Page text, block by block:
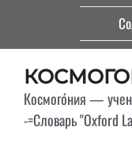
Космого́ния —
-=Словарь "Oxford